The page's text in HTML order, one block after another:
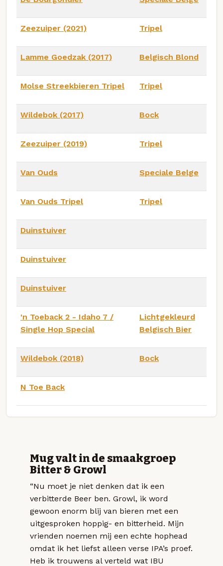
Zeezuiper (2021) Tripel
Lamme Goedzak (2017) Belgisch Blond
Molse Streekbieren Tripel Tripel
Wildebok (2017) Bock
Zeezuiper (2019) Tripel
Van Ouds Speciale Belge
Van Ouds Tripel Tripel
Duinstuiver
Duinstuiver
Duinstuiver
'n Toeback 2 - Idaho 7 /
Single Hop Special
Lichtgekleurd
Belgisch Bier
Wildebok (2018) Bock
N Toe Back
Mug valt in de smaakgroep
Bitter & Growl
“Nu moet je niet denken dat ik een
verbitterde Beer ben. Growl, ik word
gewoon enorm blij van bieren met een
uitgesproken hoppig- en bitterheid. Mijn
vrienden noemen mij een echte hophead
omdat ik het liefst alleen verse IPA’s proef.
Heb ik trouwens al verteld wat IBU